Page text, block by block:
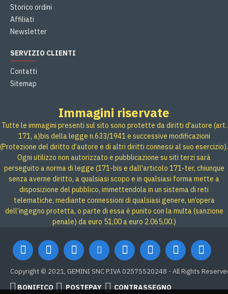
Storico ordini
Affiliati
Newsletter
SERVIZIO CLIENTI
Contatti
Sitemap
Immagini riservate
Tutte le immagini presenti sul sito sono protette da diritti d'autore (art.
171, a)bis della legge n.633/1941 e successive modificazioni
(Protezione del diritto d’autore e di altri diritti connessi al suo esercizio).
Ogni utilizzo non autorizzato e pubblicazione su siti terzi sarà
perseguito a norma di legge (171-bis e dall'articolo 171-ter, chiunque
senza averne diritto, a qualsiasi scopo e in qualsiasi forma mette a
disposizione del pubblico, immettendola in un sistema di reti
telematiche, mediante connessioni di qualsiasi genere, un’opera
dell’ingegno protetta, o parte di essa è punito con la multa (sanzione
penale) da euro 51,00 a euro 2.065,00.)
Copyright © 2021, GEMINI SNC P.IVA 02575520248 - All Rights
BONIFICO POSTEPAY CONTRASSEGNO